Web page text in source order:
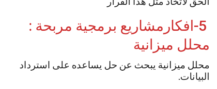
5-افكارمشاريع برمجية مربحة :
محلل ميزانية
محلل ميزانية يبحث عن حل يساعده على استرداد
البيانات.